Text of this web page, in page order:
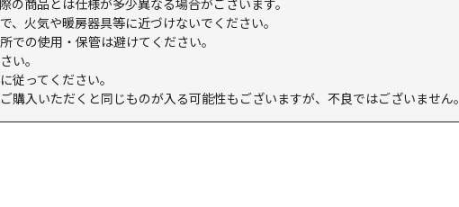
商品とは仕様が多少異なる場合がございます。
火気や暖房器具等に近づけないでください。
の使用・保管は避けてください。
い。
ってください。
入いただくと同じものが入る可能性もございますが、不良ではございません。